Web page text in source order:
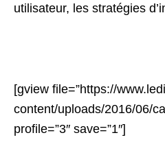
utilisateur, les stratégies
[gview file=”https://
content/uploads/2016/06/
profile=”3″ save=”1″]